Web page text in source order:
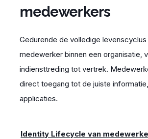
medewerkers
Gedurende de volledige levenscyclus
medewerker binnen een organisatie,
indiensttreding tot vertrek.
direct toegang tot de juiste informatie
applicaties.
Identity Lifecycle van